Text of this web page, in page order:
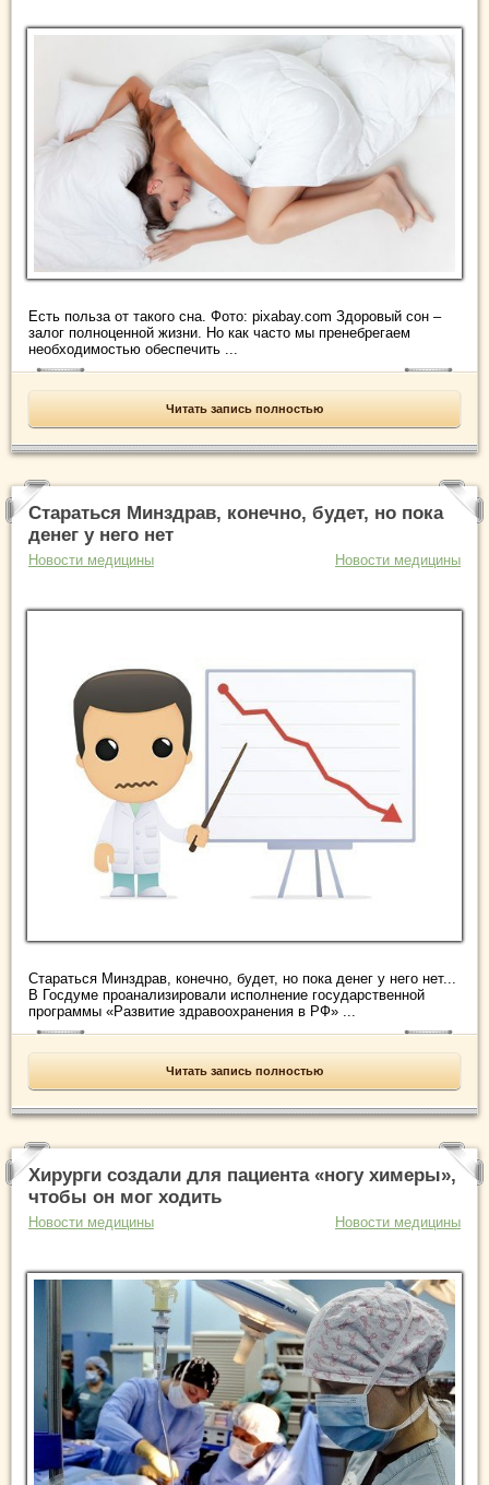
Есть польза от такого сна. Фото: pixabay.com Здоровый сон –
залог полноценной жизни. Но как часто мы пренебрегаем
необходимостью обеспечить ...
Читать запись полностью
Стараться Минздрав, конечно, будет, но пока
денег у него нет
Новости медицины Новости медицины
Стараться Минздрав, конечно, будет, но пока денег у него нет...
В Госдуме проанализировали исполнение государственной
программы «Развитие здравоохранения в РФ» ...
Читать запись полностью
Хирурги создали для пациента «ногу химеры»,
чтобы он мог ходить
Новости медицины Новости медицины